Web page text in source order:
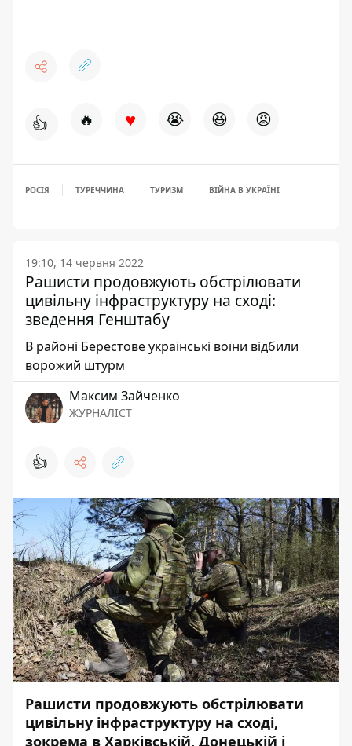
👍 🔥 ♥ 😭 😆 😡
РОСІЯ ТУРЕЧЧИНА ТУРИЗМ ВІЙНА В УКРАЇНІ
19:10, 14 червня 2022
Рашисти продовжують обстрілювати
цивільну інфраструктуру на сході:
зведення Генштабу
В районі Берестове українські воїни відбили
ворожий штурм
Максим Зайченко
ЖУРНАЛІСТ
👍
Рашисти продовжують обстрілювати
цивільну інфраструктуру на сході,
зокрема в Харківській, Донецькій і